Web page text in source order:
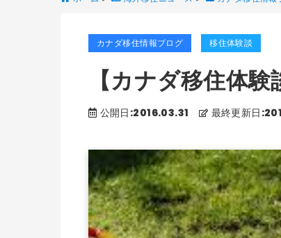
カナダ移住情報ブログ 移住体験談
【カナダ移住体
公開日:2016.03.31 最終更新日